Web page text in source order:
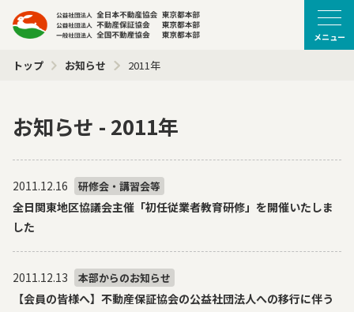
メニュー
トップ お知らせ 2011年
お知らせ - 2011年
2011.12.16 研修会・講習会等
全日関東地区協議会主催「初任従業者教育研修」を開催いたしま
した
2011.12.13 本部からのお知らせ
【会員の皆様へ】不動産保証協会の公益社団法人への移行に伴う